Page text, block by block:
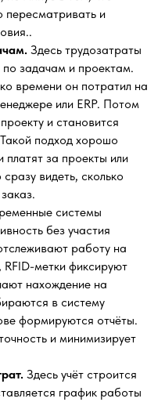
пересматривать и
Здесь трудозатраты
задачам и проектам.
времени он потратил на
или ERP. Потом
и становится
подход хорошо
платят за проекты или
видеть, сколько
системы
без участия
работу на
метки фиксируют
нахождение на
в систему
формируются отчёты.
и минимизирует
Здесь учёт строится
график работы